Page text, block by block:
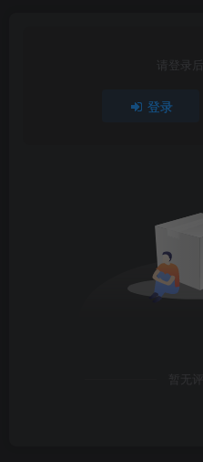
请登录
登录
暂无